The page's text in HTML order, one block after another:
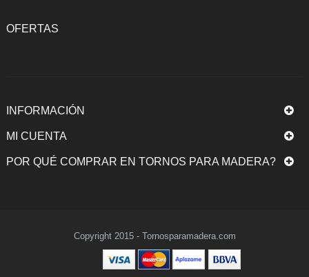
OFERTAS
INFORMACIÓN
MI CUENTA
POR QUÉ COMPRAR EN TORNOS PARA MADERA?
Copyright 2015 - Tornosparamadera.com